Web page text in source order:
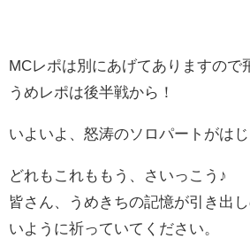
MCレポは別にあげてありますので
うめレポは後半戦から！
いよいよ、怒涛のソロパートがはじ
どれもこれももう、さいっこう♪
皆さん、うめきちの記憶が引き出
いように祈っていてください。